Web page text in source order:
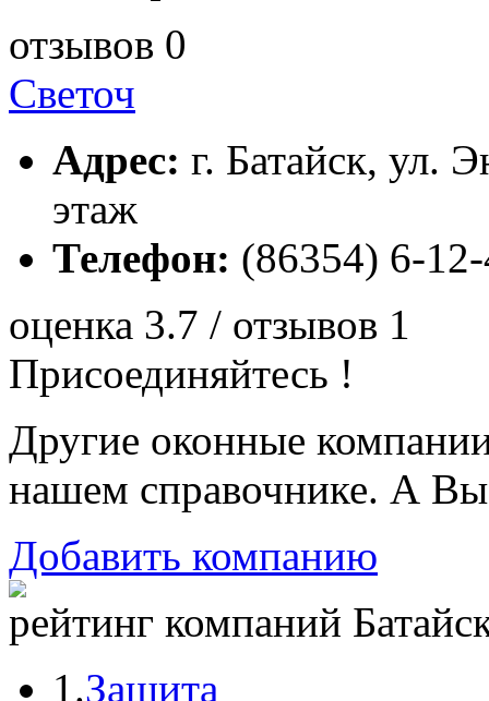
отзывов 0
Светоч
Адрес: г. Батайск, ул.
этаж
Телефон: (86354) 6-
оценка 3.7 / отзывов 1
Присоединяйтесь !
Другие оконные
нашем справочнике. А
Добавить компанию
рейтинг компаний
1.Защита